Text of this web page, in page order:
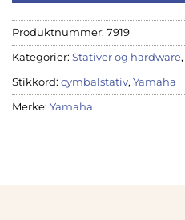
Produktnummer: 7919
Kategorier: Stativer og hardware,
Stikkord: cymbalstativ, Yamaha
Merke: Yamaha